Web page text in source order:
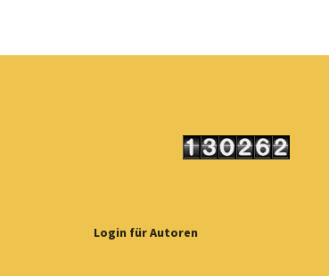
Login für Autoren